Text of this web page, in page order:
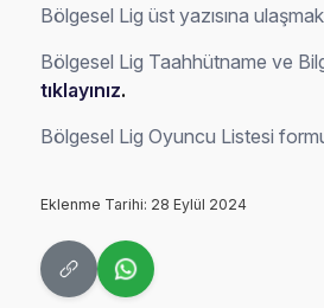
Bölgesel Lig üst yazısına
Bölgesel Lig Taahhütname ve
tıklayınız.
Bölgesel Lig Oyuncu Listesi
Eklenme Tarihi: 28 Eylül 2024